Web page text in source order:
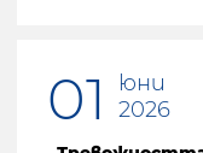
01
юни
2026